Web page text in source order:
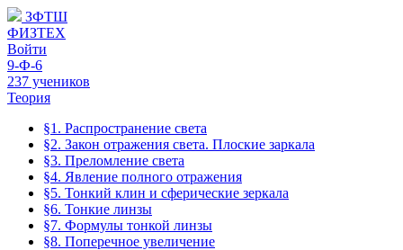
ЗФТШ
ФИЗТЕХ
Войти
9-Ф-6
237 учеников
Теория
§1. Распространение света
§2. Закон отражения света. Плоские заркала
§3. Преломление света
§4. Явление полного отражения
§5. Тонкий клин и сферические зеркала
§6. Тонкие линзы
§7. Формулы тонкой линзы
§8. Поперечное увеличение